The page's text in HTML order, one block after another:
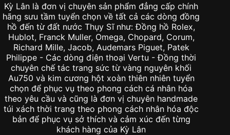
Kỳ Lân là đơn vị chuyên sản phẩm đẳng cấp chính
hãng sưu tầm tuyển chọn về tất cả các dòng đồng
hồ đến từ đất nước Thụy Sĩ như: Đồng hồ Rolex,
Hublot, Franck Muller, Omega, Chopard, Corum,
Richard Mille, Jacob, Audemars Piguet, Patek
Philippe - Các dòng điện thoại Vertu - Đồng thời
chuyên chế tác trang sức từ vàng nguyên khối
Au750 và kim cương hột xoàn thiên nhiên tuyển
chọn để phục vụ theo phong cách cá nhân hóa
theo yêu cầu và cũng là đơn vị chuyên handmade
túi xách thời trang theo phong cách nhân hóa độc
bản để phục vụ sở thích và cảm xúc đến từng
khách hàng của Kỳ Lân